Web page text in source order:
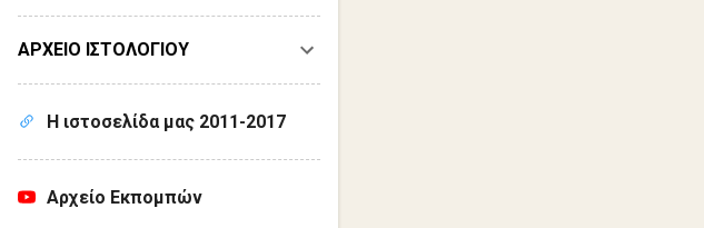
ΑΡΧΕΙΟ ΙΣΤΟΛΟΓΙΟΥ
Η ιστοσελίδα μας 2011-2017
Αρχείο Εκπομπών